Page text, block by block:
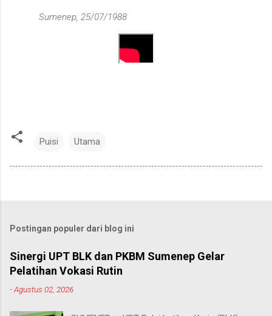
Sumenep, 25/07/1988
Puisi Utama
Postingan populer dari blog ini
Sinergi UPT BLK dan PKBM Sumenep Gelar
Pelatihan Vokasi Rutin
-Agustus 02, 2026